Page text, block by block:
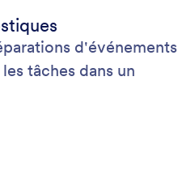
d'événements
tâches dans un